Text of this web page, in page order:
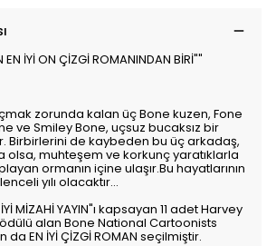
EN İYİ ON ÇİZGİ ROMANINDAN BİRİ""
zorunda kalan üç Bone kuzen, Fone
ve Smiley Bone, uçsuz bucaksız bir
Birbirlerini de kaybeden bu üç arkadaş,
olsa, muhteşem ve korkunç yaratıklarla
ormanın içine ulaşır.Bu hayatlarının
yılı olacaktır...
İYİ MİZAHİ YAYIN"ı kapsayan 11 adet Harvey
alan Bone National Cartoonists
EN İYİ ÇİZGİ ROMAN seçilmiştir.